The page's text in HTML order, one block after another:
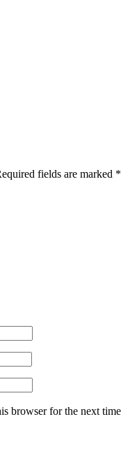
fields are marked *
browser for the next